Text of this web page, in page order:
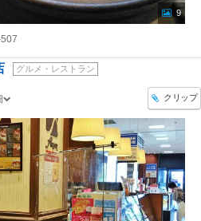
9
グルメ・レストラン
クリップ